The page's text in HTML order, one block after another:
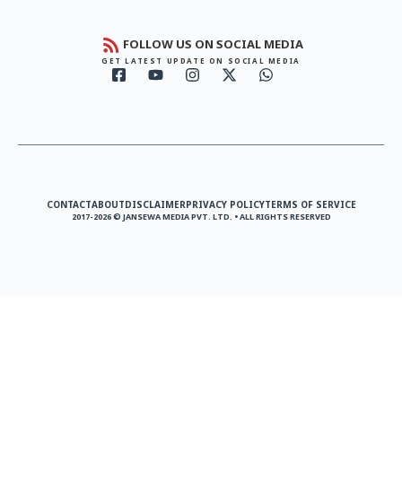
FOLLOW US ON SOCIAL MEDIA
GET LATEST UPDATE ON SOCIAL MEDIA
CONTACTABOUTDISCLAIMERPRIVACY POLICYTERMS OF SERVICE
2017-2026 © JANSEWA MEDIA PVT. LTD. • ALL RIGHTS RESERVED